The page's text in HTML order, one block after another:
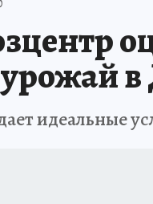
РАДИО
идеальные